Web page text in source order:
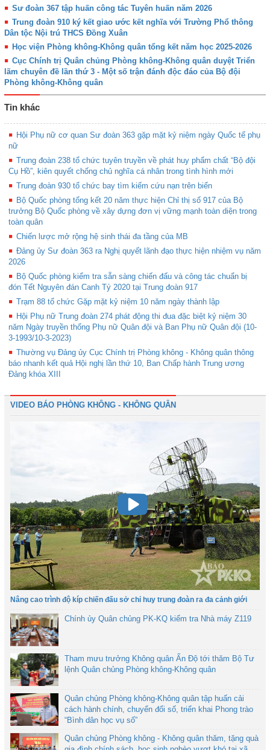
Sư đoàn 367 tập huấn công tác Tuyên huấn năm 2026
Trung đoàn 910 ký kết giao ước kết nghĩa với Trường Phổ thông
Dân tộc Nội trú THCS Đồng Xuân
Học viện Phòng không-Không quân tổng kết năm học 2025-2026
Cục Chính trị Quân chủng Phòng không-Không quân duyệt Triển
lãm chuyên đề lần thứ 3 - Một số trận đánh độc đáo của Bộ đội
Phòng không-Không quân
Tin khác
Hội Phụ nữ cơ quan Sư đoàn 363 gặp mặt kỷ niệm ngày Quốc tế phụ
nữ
Trung đoàn 238 tổ chức tuyên truyền về phát huy phẩm chất “Bộ đội
Cụ Hồ”, kiên quyết chống chủ nghĩa cá nhân trong tình hình mới
Trung đoàn 930 tổ chức bay tìm kiếm cứu nạn trên biển
Bộ Quốc phòng tổng kết 20 năm thực hiện Chỉ thị số 917 của Bộ
trưởng Bộ Quốc phòng về xây dựng đơn vị vững mạnh toàn diện trong
toàn quân
Chiến lược mở rộng hệ sinh thái đa tầng của MB
Đảng ủy Sư đoàn 363 ra Nghị quyết lãnh đạo thực hiện nhiệm vụ năm
2026
Bộ Quốc phòng kiểm tra sẵn sàng chiến đấu và công tác chuẩn bị
đón Tết Nguyên đán Canh Tý 2020 tại Trung đoàn 917
Trạm 88 tổ chức Gặp mặt kỷ niệm 10 năm ngày thành lập
Hội Phụ nữ Trung đoàn 274 phát động thi đua đặc biệt kỷ niệm 30
năm Ngày truyền thống Phụ nữ Quân đội và Ban Phụ nữ Quân đội (10-
3-1993/10-3-2023)
Thường vụ Đảng ủy Cục Chính trị Phòng không - Không quân thông
báo nhanh kết quả Hội nghị lần thứ 10, Ban Chấp hành Trung ương
Đảng khóa XIII
VIDEO BÁO PHÒNG KHÔNG - KHÔNG QUÂN
Nâng cao trình độ kíp chiến đấu sở chỉ huy trung đoàn ra đa cảnh giới
Chính ủy Quân chủng PK-KQ kiểm tra Nhà máy Z119
Tham mưu trưởng Không quân Ấn Độ tới thăm Bộ Tư
lệnh Quân chủng Phòng không-Không quân
Quân chủng Phòng không-Không quân tập huấn cải
cách hành chính, chuyển đổi số, triển khai Phong trào
“Bình dân học vụ số”
Quân chủng Phòng không - Không quân thăm, tặng quà